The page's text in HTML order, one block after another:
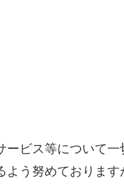
ビス等について一
う努めておりま